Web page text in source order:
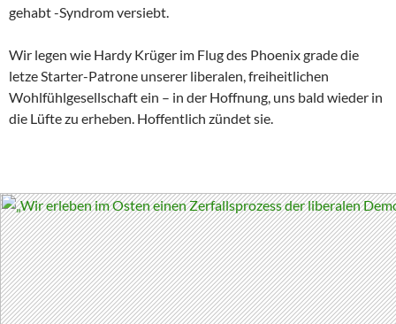
gehabt -Syndrom versiebt.
Wir legen wie Hardy Krüger im Flug des Phoenix grade die
letze Starter-Patrone unserer liberalen, freiheitlichen
Wohlfühlgesellschaft ein – in der Hoffnung, uns bald wieder in
die Lüfte zu erheben. Hoffentlich zündet sie.